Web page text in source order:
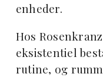
enheder.
Hos
eksistentiel
rutine, og